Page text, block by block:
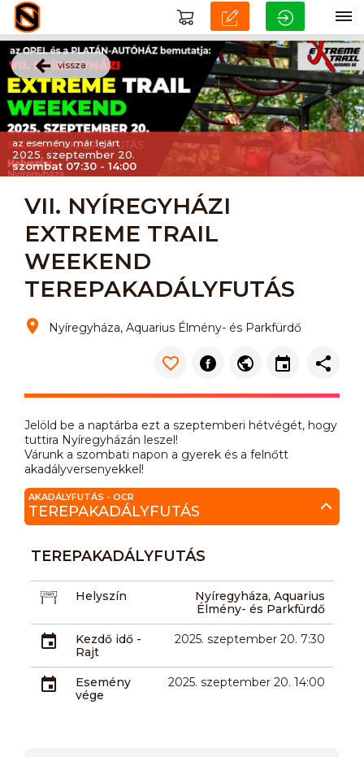
vissza
az esemény már lejárt
2025. szeptember 20.
szombat 07:30 - 14:00
VII. NYÍREGYHÁZI
EXTREME TRAIL
WEEKEND
TEREPAKADÁLYFUTÁS
Nyíregyháza, Aquarius Élmény- és Parkfürdő
Jelöld be a naptárba ezt a szeptemberi hétvégét, hogy
tuttira Nyíregyházán leszel!
Várunk a szombati napon a gyerek és a felnőtt
akadályversenyekkel!
AKADÁLYFUTÁS - OCR
TEREPAKADÁLYFUTÁS
TEREPAKADÁLYFUTÁS
Helyszín
Nyíregyháza, Aquarius
Élmény- és Parkfürdő
Kezdő idő -
Rajt
2025. szeptember 20. 7:30
Esemény
vége
2025. szeptember 20. 14:00